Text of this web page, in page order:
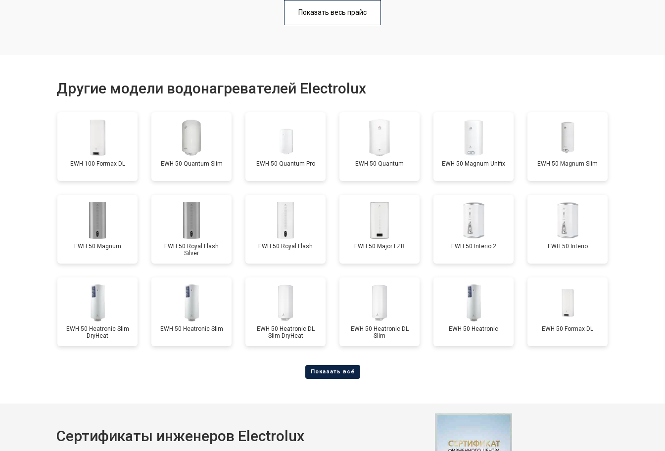
от 110 мин
Замена клапана давления от 110 мин от 3990 ₽ Заказать
Замена термостата от 70 мин от 3590 ₽ Заказать
Заказать
Ремонт платы управления (восстановление) от 140 мин от 5250 ₽ Заказать
от 70 мин
от 3749 ₽
Показать весь прайс
Другие модели водонагревателей Electrolux
EWH 100 Formax DL EWH 50 Quantum Slim EWH 50 Quantum Pro EWH 50 Quantum EWH 50 Magnum Unifix EWH 50 Magnum Slim
EWH 50 Magnum
EWH 50 Royal Flash
Silver
EWH 50 Royal Flash EWH 50 Major LZR EWH 50 Interio 2 EWH 50 Interio
EWH 50 Heatronic Slim
DryHeat
EWH 50 Heatronic Slim
EWH 50 Heatronic DL
Slim DryHeat
EWH 50 Heatronic DL
Slim
EWH 50 Heatronic EWH 50 Formax DL
Сертификаты инженеров Electrolux